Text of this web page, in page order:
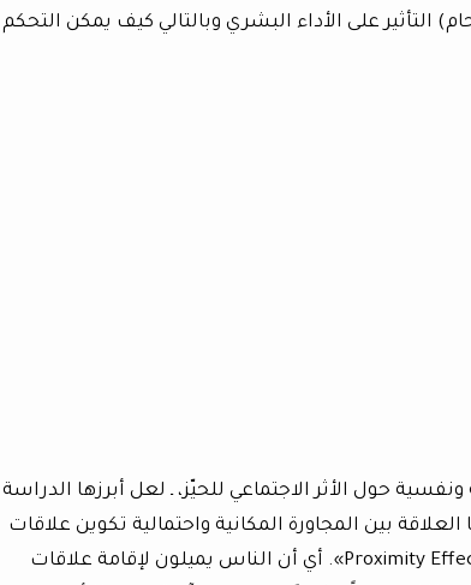
التأثير على الأداء البشري وبالتالي كيف يمكن
حول الأثر الاجتماعي للحيّز، ـ لعل أبرزها الدراسة
بين المجاورة المكانية واحتمالية تكوين علاقات
اجتماعية طويلة المدى، وهو ما أسماه بأثر المجاورة «Proximity Effect». أي أن الناس يميلون لإقامة علاقات